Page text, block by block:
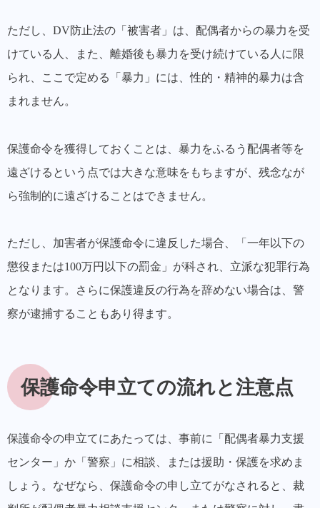
ただし、DV防止法の「被害者」は、配偶者からの暴力を受
けている人、また、離婚後も暴力を受け続けている人に限
られ、ここで定める「暴力」には、性的・精神的暴力は含
まれません。
保護命令を獲得しておくことは、暴力をふるう配偶者等を
遠ざけるという点では大きな意味をもちますが、残念なが
ら強制的に遠ざけることはできません。
ただし、 加害者が保護命令に違反した場合、「一年以下の
懲役または100万円以下の罰金」が科され、立派な犯罪行為
となります。
さらに保護違反の行為を辞めない場合は、警
察が逮捕することもあり得ます。
保護命令申立ての流れと注意点
保護命令の申立てにあたっては、 事前に「配偶者暴力支援
センター」か「警察」に相談、または援助・保護を求めま
しょう。 なぜなら、保護命令の申し立てがなされると、裁